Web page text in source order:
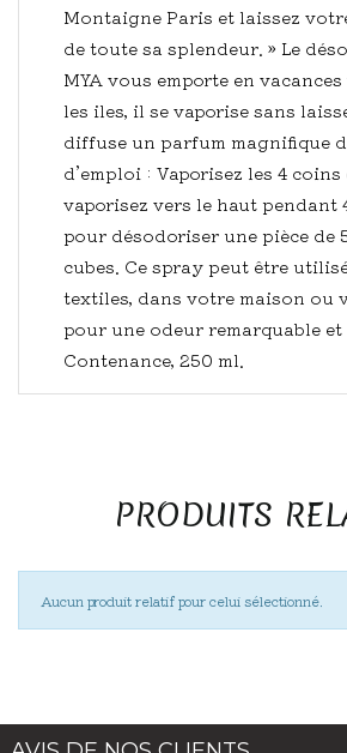
Montaigne Paris et laissez
de toute sa splendeur. » Le
MYA vous emporte en
les iles, il se vaporise sans
diffuse un parfum magnifique
d’emploi : Vaporisez les 4
vaporisez vers le haut pendant
pour désodoriser une pièce de
cubes. Ce spray peut être
textiles, dans votre maison ou
pour une odeur remarquable
Contenance, 250 ml.
PRODUITS
Aucun produit relatif pour celui sélectionné.